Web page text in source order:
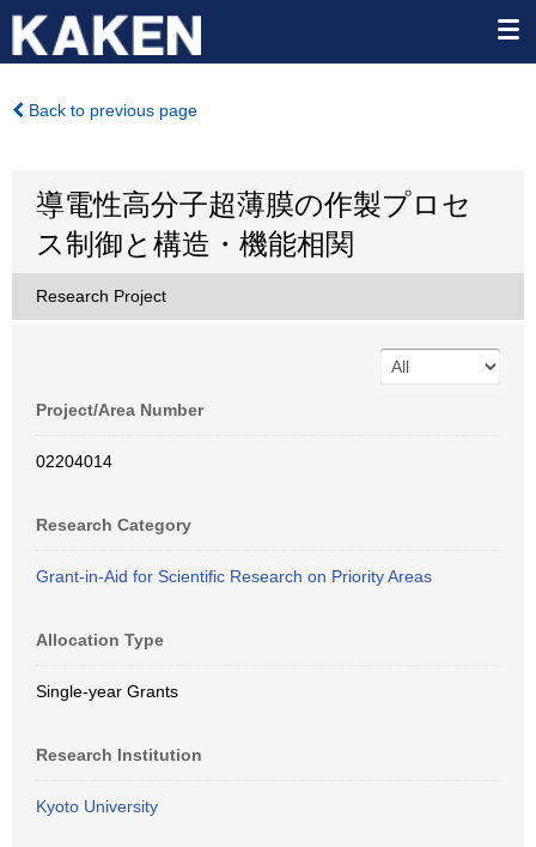
Back to previous page
導電性高分子超薄膜の作製プロセ
ス制御と構造・機能相関
Research Project
Project/Area Number
02204014
Research Category
Grant-in-Aid for Scientific Research on Priority Areas
Allocation Type
Single-year Grants
Research Institution
Kyoto University